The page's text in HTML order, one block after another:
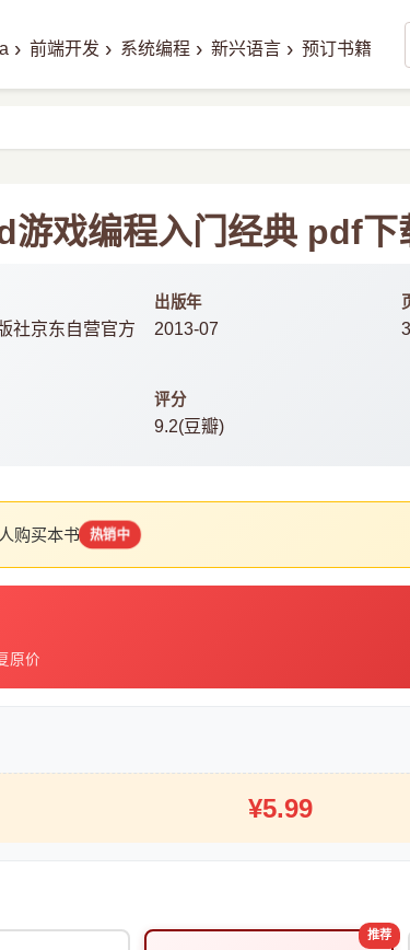
› 前端开发 › 系统编程 › 新兴语言 › 预订书籍
戏编程入门经典 pdf下
社京东自营官方
出版年
2013-07
评分
9.2(豆瓣)
购买本书 热销中
原价
¥5.99
推荐